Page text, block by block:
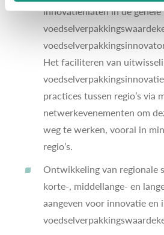
innovatiehiaten in de gehele
Het faciliteren van
practices tussen regio’s via
netwerkevenementen om
weg te werken, vooral in
regio’s.
Ontwikkeling van regionale
korte-, middellange- en
aangeven voor innovatie en